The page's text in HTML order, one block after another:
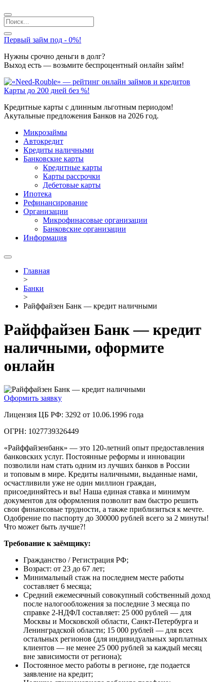
Первый займ под - 0%!
Нужны срочно деньги в долг?
Выход есть — возьмите беспроцентный онлайн займ!
Карты до 200 дней без %!
Кредитные карты с длинным льготным периодом!
Акутальные предложения Банков на 2026 год.
Микрозаймы
Автокредит
Кредиты наличными
Банковские карты
Кредитные карты
Карты рассрочки
Дебетовые карты
Ипотека
Рефинансирование
Организации
Микрофинасовые организации
Банковские организации
Информация
Главная
>
Банки
>
Райффайзен Банк — кредит наличными
Райффайзен Банк — кредит
наличными, оформите
онлайн
Оформить заявку
Лицензия ЦБ РФ: 3292 от 10.06.1996 года
ОГРН: 1027739326449
«Райффайзенбанк» — это 120-летний опыт предоставления
банковских услуг. Постоянные реформы и инновации
позволили нам стать одним из лучших банков в России
и топовым в мире. Кредиты наличными, выданные нами,
осчастливили уже не один миллион граждан,
присоединяйтесь и вы! Наша единая ставка и минимум
документов для оформления позволит вам быстро решить
свои финансовые трудности, а также приблизиться к мечте.
Одобрение по паспорту до 300000 рублей всего за 2 минуты!
Что может быть лучше?!
Требование к заёмщику:
Гражданство / Регистрация РФ;
Возраст: от 23 до 67 лет;
Минимальный стаж на последнем месте работы
составляет 6 месяца;
Средний ежемесячный совокупный собственный доход
после налогообложения за последние 3 месяца по
справке 2-НДФЛ составляет: 25 000 рублей — для
Москвы и Московской области, Санкт-Петербурга и
Ленинградской области; 15 000 рублей — для всех
остальных регионов (для индивидуальных зарплатных
клиентов — не менее 25 000 рублей за каждый месяц
вне зависимости от региона);
Постоянное место работы в регионе, где подается
заявление на кредит;